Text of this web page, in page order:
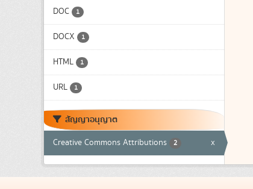
DOC 1
DOCX 1
HTML 1
URL 1
สัญญาอนุญาต
Creative Commons Attributions 2 x